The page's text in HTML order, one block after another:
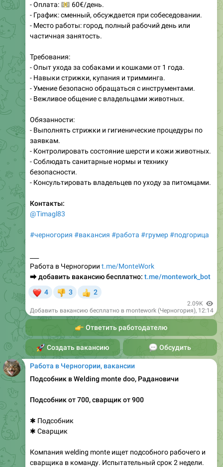
- Оплата:
60€/день.
- График: сменный, обсуждается при собеседовании.
- Место работы: город, полный рабочий день или
частичная занятость.
Требования:
- Опыт ухода за собаками и кошками от 1 года.
- Навыки стрижки, купания и тримминга.
- Умение безопасно обращаться с инструментами.
- Вежливое общение с владельцами животных.
Обязанности:
- Выполнять стрижки и гигиенические процедуры по
заявкам.
- Контролировать состояние шерсти и кожи животных.
- Соблюдать санитарные нормы и технику
безопасности.
- Консультировать владельцев по уходу за питомцами.
Контакты:
@Timagl83
#черногория #вакансия #работа #грумер#подгорица
Работа в Черногории t.me/MonteWork
⮕добавить вакансию бесплатно: t.me/montework_bot
4 3
👍
2
2.09K
Добавить вакансию бесплатно в montework (Черногория), 12:14
👉Ответить работодателю
Создать вакансию💬Обсудить
Работа в Черногории, вакансии
Подсобник в Welding monte doo, Радановичи
Подсобник от 700, сварщик от 900
✱ Подсобник
✱ Сварщик
Компания welding monte ищет подсобного рабочего и
сварщика в команду. Испытательный срок 2 недели.